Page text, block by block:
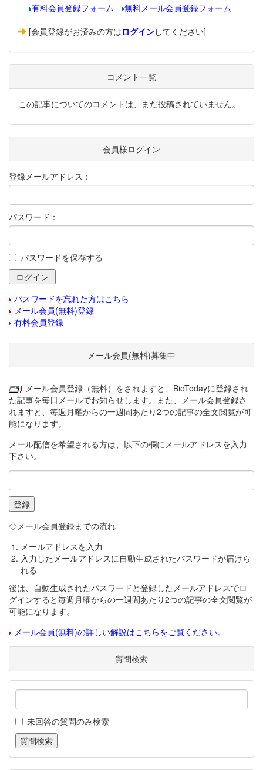
有料会員登録フォーム
無料メール会員登録フォーム
[会員登録がお済みの方はログインしてください]
コメント一覧
この記事についてのコメントは、まだ投稿されていません。
会員様ログイン
登録メールアドレス：
パスワード：
パスワードを保存する
パスワードを忘れた方はこちら
メール会員(無料)登録
有料会員登録
メール会員(無料)募集中
メール会員登録（無料）をされますと、BioTodayに登録され
た記事を毎日メールでお知らせします。また、メール会員登録さ
れますと、毎週月曜からの一週間あたり2つの記事の全文閲覧が可
能になります。
メール配信を希望される方は、以下の欄にメールアドレスを入力
下さい。
◇メール会員登録までの流れ
メールアドレスを入力
入力したメールアドレスに自動生成されたパスワードが届けら
れる
後は、自動生成されたパスワードと登録したメールアドレスでロ
グインすると毎週月曜からの一週間あたり2つの記事の全文閲覧が
可能になります。
メール会員(無料)の詳しい解説はこちらをご覧ください。
質問検索
未回答の質問のみ検索